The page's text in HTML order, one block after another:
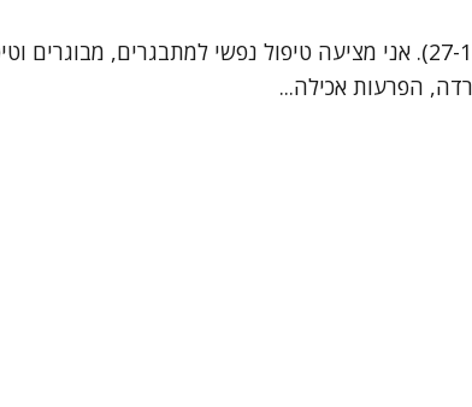
שמי טל ויניצקי, אני פסיכולוגית קלינית מומחית (מספר רישיון 27-156494).
הפרעות אכילה...